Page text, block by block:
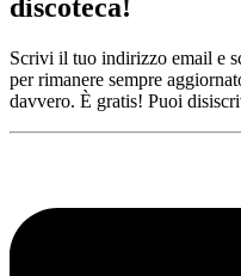
discoteca!
Scrivi il tuo indirizzo email e
per rimanere sempre
davvero. È gratis! Puoi